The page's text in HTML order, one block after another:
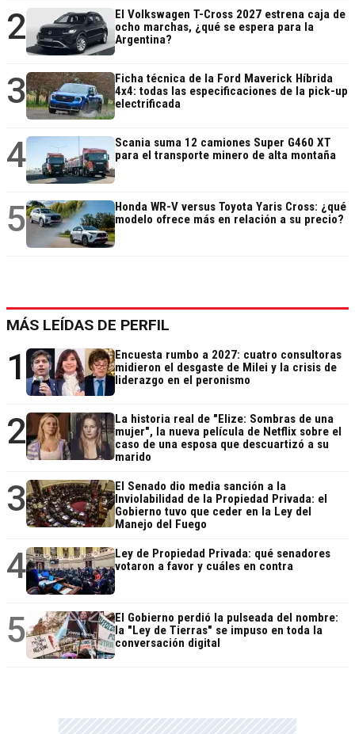
2
El Volkswagen T-Cross 2027 estrena caja de
ocho marchas, ¿qué se espera para la
Argentina?
3
Ficha técnica de la Ford Maverick Híbrida
4x4: todas las especificaciones de la pick-up
electrificada
4
Scania suma 12 camiones Super G460 XT
para el transporte minero de alta montaña
5
Honda WR-V versus Toyota Yaris Cross: ¿qué
modelo ofrece más en relación a su precio?
MÁS LEÍDAS DE PERFIL
1
Encuesta rumbo a 2027: cuatro consultoras
midieron el desgaste de Milei y la crisis de
liderazgo en el peronismo
2
La historia real de "Elize: Sombras de una
mujer", la nueva película de Netflix sobre el
caso de una esposa que descuartizó a su
marido
3
El Senado dio media sanción a la
Inviolabilidad de la Propiedad Privada: el
Gobierno tuvo que ceder en la Ley del
Manejo del Fuego
4
Ley de Propiedad Privada: qué senadores
votaron a favor y cuáles en contra
5
El Gobierno perdió la pulseada del nombre:
la "Ley de Tierras" se impuso en toda la
conversación digital